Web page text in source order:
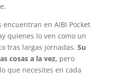
en AIBI Pocket
quienes lo ven como un
tras largas jornadas. Su
cosas a la vez, pero
que necesites en cada